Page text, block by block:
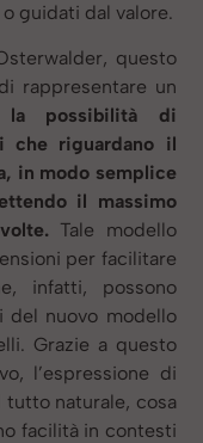
guidati dal valore.
questo
rappresentare un
la possibilità di
che riguardano il
in modo semplice
il massimo
Tale modello
per facilitare
infatti, possono
del nuovo modello
Grazie a questo
l’espressione di
naturale, cosa
facilità in contesti